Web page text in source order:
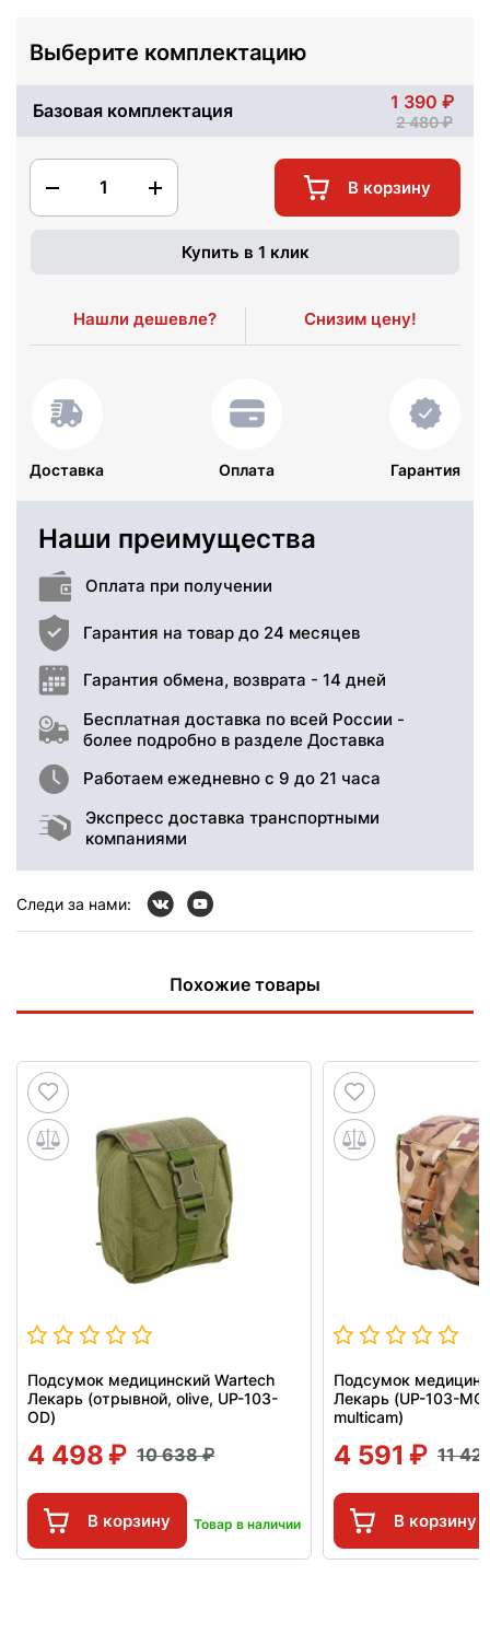
Выберите комплектацию
Базовая комплектация 1 390
2 480
1 В корзину
Купить в 1 клик
Нашли дешевле? Снизим цену!
Доставка Оплата Гарантия
Наши преимущества
Оплата при получении
Гарантия на товар до 24 месяцев
Гарантия обмена, возврата - 14 дней
Бесплатная доставка по всей России -
более подробно в разделе Доставка
Работаем ежедневно с 9 до 21 часа
Экспресс доставка транспортными
компаниями
Следи за нами:
Похожие товары
Подсумок медицинский Wartech
Лекарь (отрывной, olive, UP-103-
OD)
4 498 10 638
В корзину Товар в наличии
Подсумок
Лекарь (UP-103-
multicam)
4 591 11
В корзину